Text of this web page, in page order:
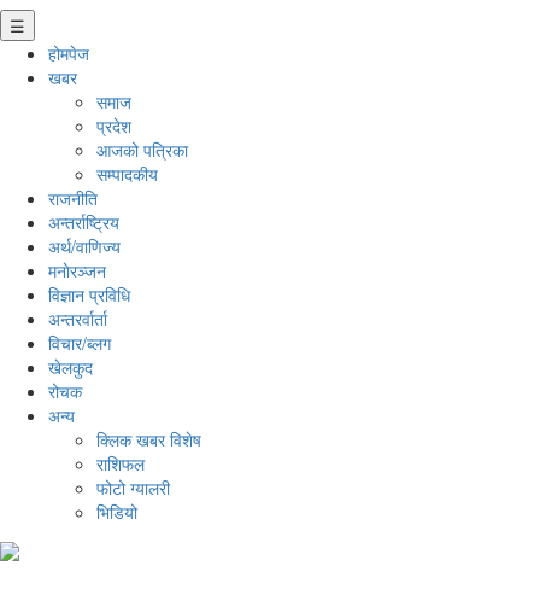
☰
होमपेज
खबर
समाज
प्रदेश
आजको पत्रिका
सम्पादकीय
राजनीति
अन्तर्राष्ट्रिय
अर्थ/वाणिज्य
मनाेरञ्जन
विज्ञान प्रविधि
अन्तरर्वार्ता
विचार/ब्लग
खेलकुद
रोचक
अन्य
क्लिक खबर विशेष
राशिफल
फोटो ग्यालरी
भिडियो